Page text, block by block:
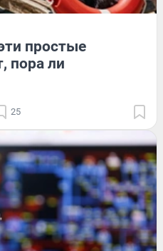
простые
пора ли
25